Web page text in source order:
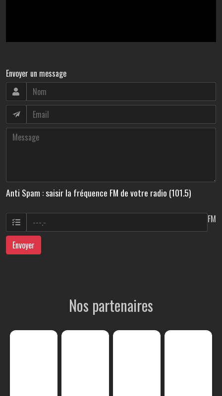
Envoyer un message
Anti Spam : saisir la fréquence FM de votre radio (101.5)
FM
Envoyer
Nos partenaires